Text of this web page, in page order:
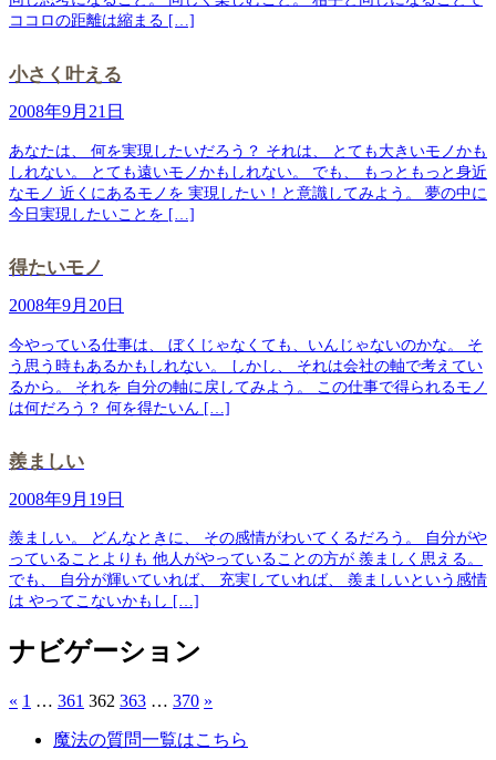
ココロの距離は縮まる […]
小さく叶える
2008年9月21日
あなたは、 何を実現したいだろう？ それは、 とても大きいモノかも
しれない。 とても遠いモノかもしれない。 でも、 もっともっと身近
なモノ 近くにあるモノを 実現したい！と意識してみよう。 夢の中に
今日実現したいことを […]
得たいモノ
2008年9月20日
今やっている仕事は、 ぼくじゃなくても、いんじゃないのかな。 そ
う思う時もあるかもしれない。 しかし、 それは会社の軸で考えてい
るから。 それを 自分の軸に戻してみよう。 この仕事で得られるモノ
は何だろう？ 何を得たいん […]
羨ましい
2008年9月19日
羨ましい。 どんなときに、 その感情がわいてくるだろう。 自分がや
っていることよりも 他人がやっていることの方が 羨ましく思える。
でも、 自分が輝いていれば、 充実していれば、 羨ましいという感情
は やってこないかもし […]
ナビゲーション
« 1 … 361 362 363 … 370 »
魔法の質問一覧はこちら